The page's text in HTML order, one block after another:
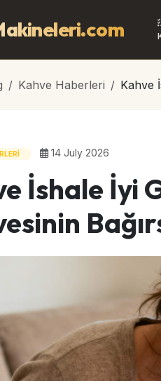
.com
Kahve Haberleri Kahve
14 July 2026
İshale İyi